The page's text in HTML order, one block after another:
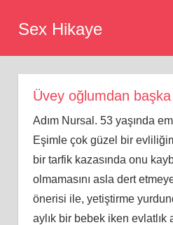
Sex Hikaye
Üvey oğlumdan
Adım Nursal. 53 yaşında
Eşimle çok güzel bir
bir tarfik kazasında onu
olmamasını asla dert
önerisi ile, yetiştirme
aylık bir bebek iken evlatlık